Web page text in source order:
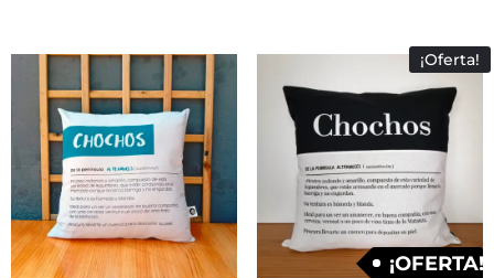
¡Oferta!
¡OFERTA!